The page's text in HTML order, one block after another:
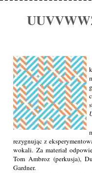
rezygnując z
wokali. Za materiał
Tom Ambroz (perkusja),
Gardner.